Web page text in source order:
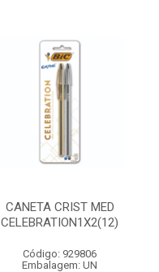
CANETA CRIST MED
CELEBRATION1X2(12)
Código: 929806
Embalagem: UN